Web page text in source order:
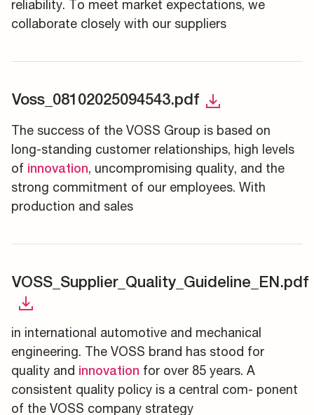
reliability. To meet market expectations, we
collaborate closely with our suppliers
Voss_08102025094543.pdf
The success of the VOSS Group is based on
long-standing customer relationships, high levels
of innovation, uncompromising quality, and the
strong commitment of our employees. With
production and sales
VOSS_Supplier_Quality_Guideline_EN.pdf
in international automotive and mechanical
engineering. The VOSS brand has stood for
quality and innovation for over 85 years. A
consistent quality policy is a central com- ponent
of the VOSS company strategy